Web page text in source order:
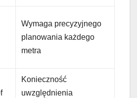
Wymaga precyzyjnego
planowania każdego
metra
Konieczność
uwzględnienia